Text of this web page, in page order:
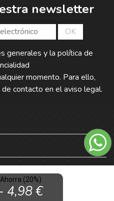
Ahorra (20%)
4,98 €
newsletter
generales y la política de
momento. Para ello,
contacto en el aviso legal.